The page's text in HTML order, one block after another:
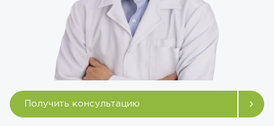
Получить консультацию